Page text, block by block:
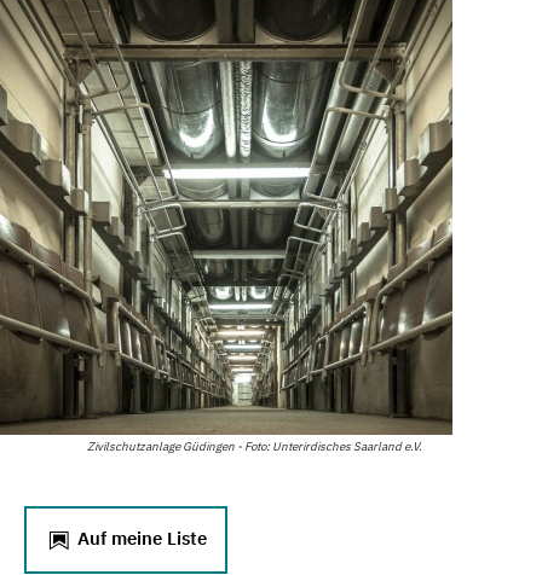
Zivilschutzanlage Güdingen - Foto: Unterirdisches Saarland e.V.
Auf meine Liste